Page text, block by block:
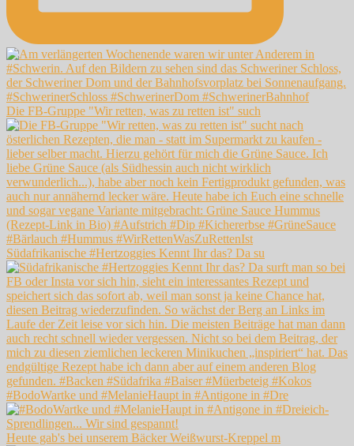
Die FB-Gruppe "Wir retten, was zu retten ist" such
Südafrikanische #Hertzoggies Kennt Ihr das? Da su
#BodoWartke und #MelanieHaupt in #Antigone in #Dre
Heute gab's bei unserem Bäcker Weißwurst-Kreppel m